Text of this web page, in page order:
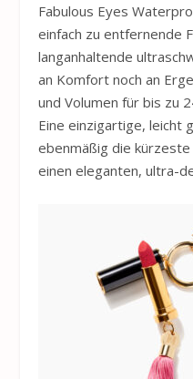
Fabulous Eyes
einfach zu entfernende
langanhaltende
an Komfort noch an
und Volumen für bis zu
Eine einzigartige, leicht
ebenmäßig die
einen eleganten, ultra-